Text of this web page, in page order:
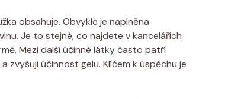
obsahuje. Obvykle je naplněna
Je to stejné, co najdete v kancelářích
Mezi další účinné látky často patří
zvyšují účinnost gelu. Klíčem k úspěchu je